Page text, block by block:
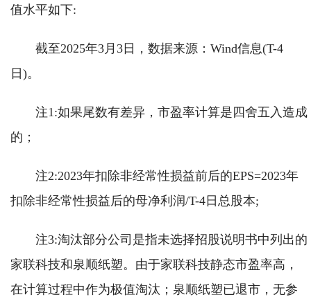
值水平如下:
截至2025年3月3日，数据来源：Wind信息(T-4
日)。
注1:如果尾数有差异，市盈率计算是四舍五入造成
的；
注2:2023年扣除非经常性损益前后的EPS=2023年
扣除非经常性损益后的母净利润/T-4日总股本;
注3:淘汰部分公司是指未选择招股说明书中列出的
家联科技和泉顺纸塑。由于家联科技静态市盈率高，
在计算过程中作为极值淘汰；泉顺纸塑已退市，无参